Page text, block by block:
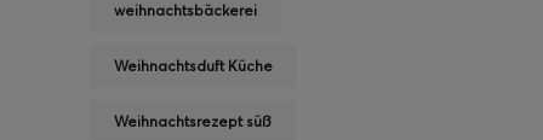
weihnachtsbäckerei
Weihnachtsduft Küche
Weihnachtsrezept süß